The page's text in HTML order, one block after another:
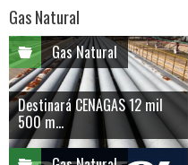
Gas Natural
Gas Natural
Destinará CENAGAS 12 mil
500 m...